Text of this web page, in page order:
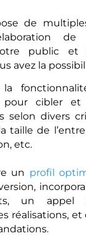
de
public et
avez la
la
pour cibler et
selon divers
taille de
etc.
un profil
un appel
réalisations,